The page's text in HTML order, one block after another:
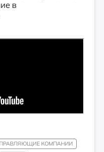
в
КОМПАНИИ